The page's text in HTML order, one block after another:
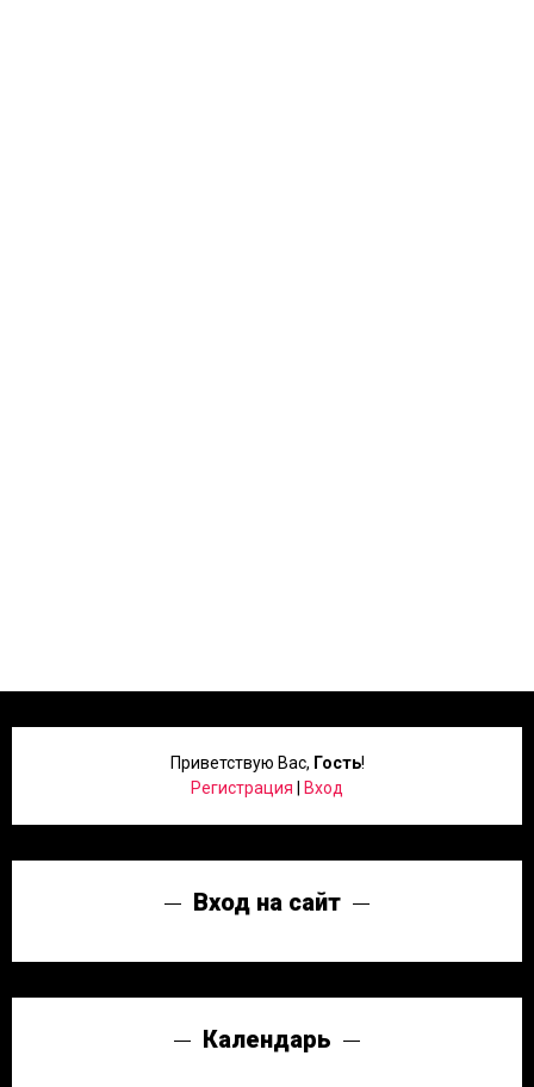
Приветствую Вас, Гость!
Регистрация
Вход
Вход на сайт
Календарь